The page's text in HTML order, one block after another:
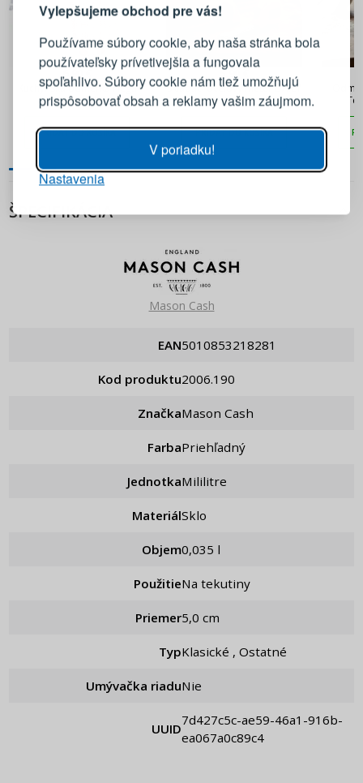
Vylepšujeme obchod pre vás!
Používame súbory cookie, aby naša stránka bola
používateľsky prívetivejšia a fungovala
spoľahlivo. Súbory cookie nám tiež umožňujú
prispôsobovať obsah a reklamy vašim záujmom.
V poriadku!
Nastavenia
6,90 €
Kuchynská odmerka Hega
Viena 1 l
PRIDAŤ DO KOŠÍKA
5,90 €
Skladací oceľový meter DAILY
INTERNATIONAL HOME
PRECISION SERIES 7,5 m × 25
mm žltý 12 ks
PRIDAŤ DO KOŠÍKA
ŠPECIFIKÁCIA
Mason Cash
EAN 5010853218281
Kod produktu 2006.190
Značka Mason Cash
Farba Priehľadný
Jednotka Mililitre
Materiál Sklo
Objem 0,035 l
Použitie Na tekutiny
Priemer 5,0 cm
Typ Klasické , Ostatné
Umývačka riadu Nie
UUID
7d427c5c-ae59-46a1-916b-
ea067a0c89c4
Prihláste sa k svojmu účtu
E-mail
PRIHLÁSIŤ SA